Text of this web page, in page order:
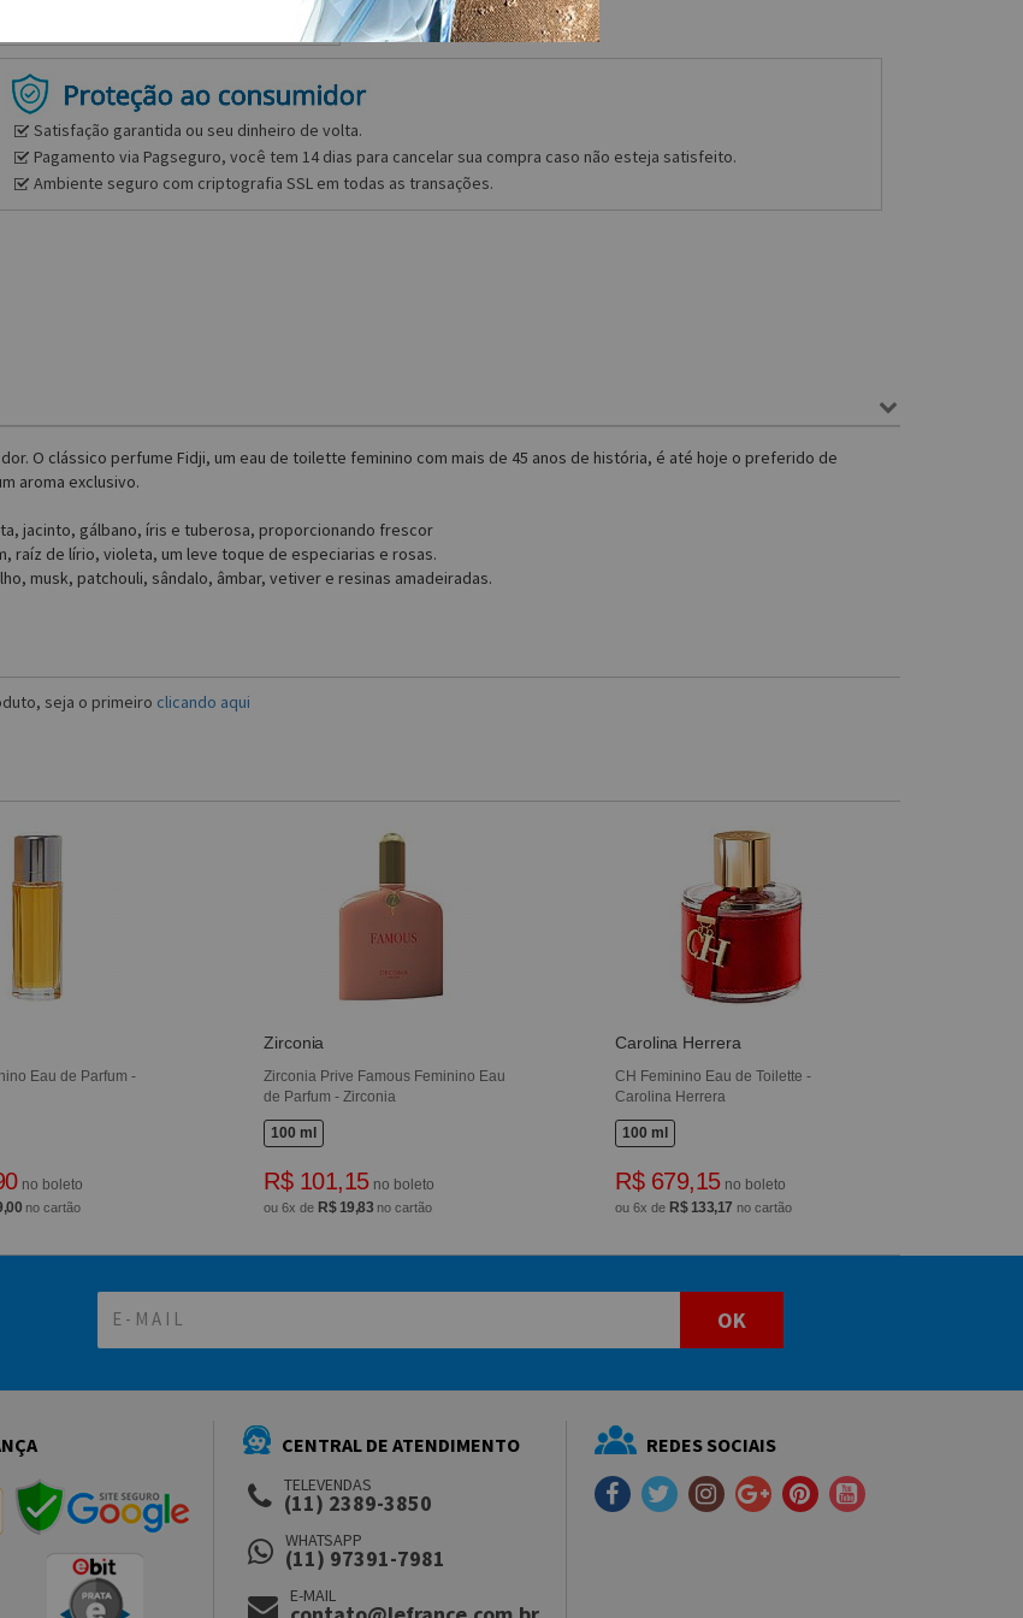
Satisfação garantida ou seu dinheiro de volta.
Pagamento via Pagseguro, você tem 14 dias para cancelar sua compra caso não esteja satisfeito.
Ambiente seguro com criptografia SSL em todas as transações.
O clássico perfume Fidji, um eau de toilette feminino com mais de 45 anos de história, é até hoje o preferido de
aroma exclusivo.
jacinto, gálbano, íris e tuberosa, proporcionando frescor
raíz de lírio, violeta, um leve toque de especiarias e rosas.
musk, patchouli, sândalo, âmbar, vetiver e resinas amadeiradas.
seja o primeiro clicando aqui
Eau de Parfum -
no boleto
no cartão
Zirconia
Zirconia Prive Famous Feminino Eau
de Parfum - Zirconia
100 ml
R$ 101,15no boleto
ou 6x de R$ 19,83 no cartão
Carolina Herrera
CH Feminino Eau de Toilette -
Carolina Herrera
100 ml
R$ 679,15no boleto
ou 6x de R$ 133,17 no cartão
OK
CENTRAL DE ATENDIMENTO
TELEVENDAS
(11) 2389-3850
WHATSAPP
(11) 97391-7981
E-MAIL
REDES SOCIAIS